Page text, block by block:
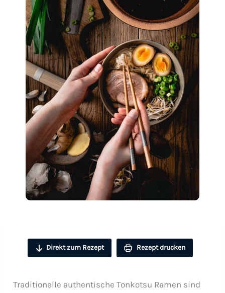
Direkt zum Rezept Rezept drucken
Traditionelle authentische Tonkotsu Ramen sind